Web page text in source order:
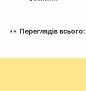
👀 Переглядів всього: